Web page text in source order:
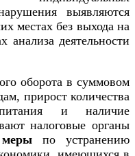
выявляются
местах без выхода на
деятельности
оборота в суммовом
прирост количества
и наличие
налоговые органы
меры по устранению